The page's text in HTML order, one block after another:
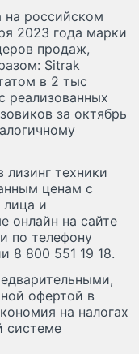
на российском
2023 года марки
продаж,
Sitrak
в 2 тыс
реализованных
за октябрь
лизинг техники
ценам с
лица и
онлайн на сайте
по телефону
8 800 551 19 18.
офертой в
на налогах
системе